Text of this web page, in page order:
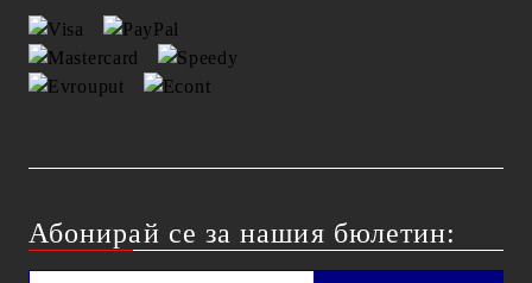
Абонирай се за нашия бюлетин: